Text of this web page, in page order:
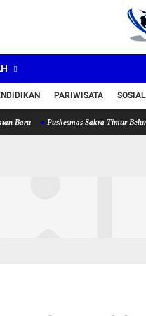
PARIWISATA SOSIAL
Puskesmas Sakra Timur Belum